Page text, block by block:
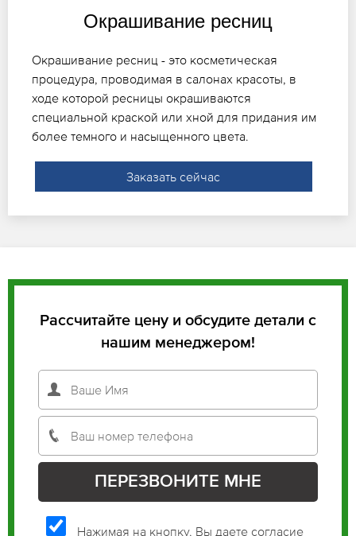
Окрашивание ресниц
Окрашивание ресниц - это косметическая
процедура, проводимая в салонах красоты, в
ходе которой ресницы окрашиваются
специальной краской или хной для придания им
более темного и насыщенного цвета.
Заказать сейчас
Рассчитайте цену и обсудите детали с
нашим менеджером!
Нажимая на кнопку, Вы даете согласие